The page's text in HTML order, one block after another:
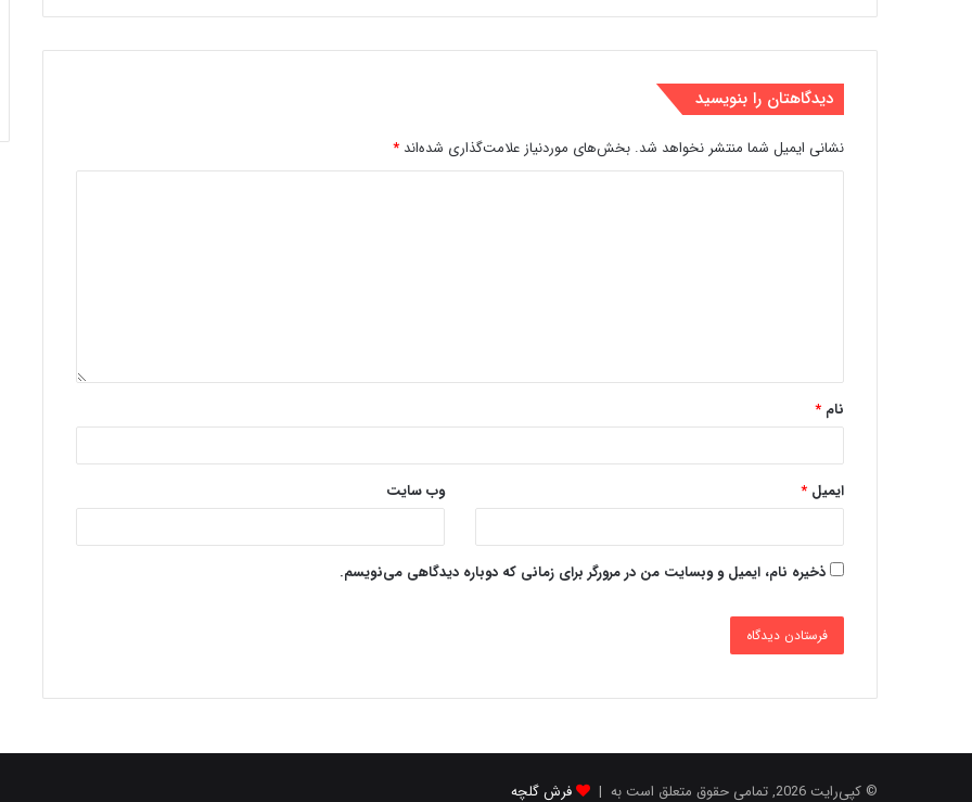
دیدگاهتان را بنویسید
نشانی ایمیل شما منتشر نخواهد شد. بخش‌های موردنیاز علامت‌گذاری شده‌اند *
نام *
ایمیل * وب‌ سایت
ذخیره نام، ایمیل و وبسایت من در مرورگر برای زمانی که دوباره دیدگاهی می‌نویسم.
© کپی‌رایت 2026, تمامی حقوق متعلق است به | فرش گلچه